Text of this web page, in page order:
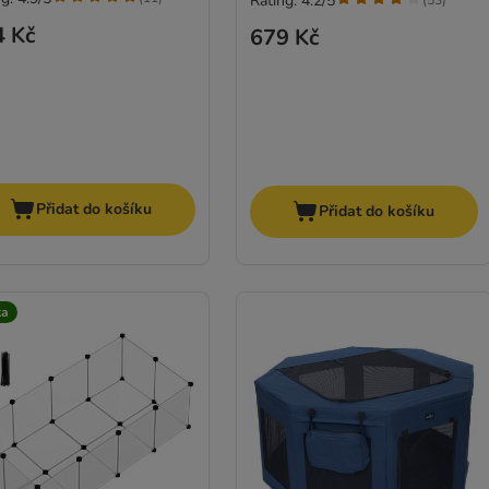
Kč
Přidat do košíku
679 Kč
Přidat do košíku